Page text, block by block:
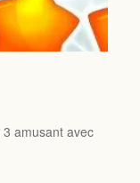
amusant avec